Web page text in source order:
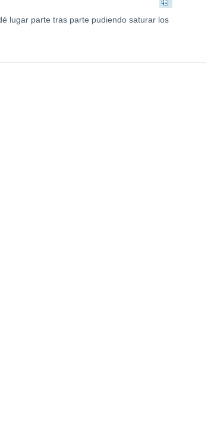
lugar parte tras parte pudiendo saturar los